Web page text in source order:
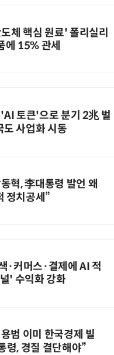
체 핵심 원료' 폴리실리
에 15% 관세
토큰'으로 분기 2兆 벌
사업화 시동
혁, 李대통령 발언 왜
정치공세”
·커머스·결제에 AI 적
' 수익화 강화
범 이미 한국경제 빌
령, 경질 결단해야”